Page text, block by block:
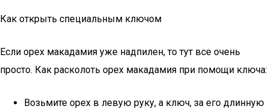
Как открыть специальным ключом
Если орех макадамия уже надпилен, то тут все очень
просто. Как расколоть орех макадамия при помощи ключа:
Возьмите орех в левую руку, а ключ, за его длинную